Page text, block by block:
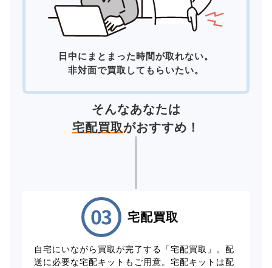
日中にまとまった時間が取れない。
非対面で買取してもらいたい。
そんなあなたは
宅配買取がおすすめ！
宅配買取
自宅にいながら買取が完了する「宅配買取」。配
送に必要な宅配キットもご用意。宅配キットは配